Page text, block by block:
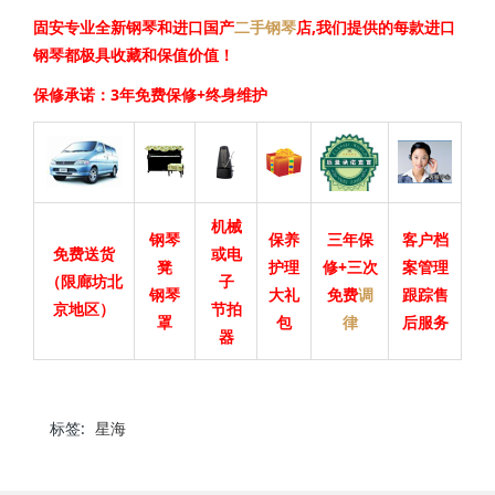
固安专业全新钢琴和进口国产二手钢琴店,我们提供的每款进口
钢琴都极具收藏和保值价值！
保修承诺：3年免费保修+终身维护
免费送货
（限廊坊北
京地区）
钢琴
凳
钢琴
罩
机械
或电
子
节拍
器
保养
护理
大礼
包
三年保
修+三次
免费调
律
客户档
案管理
跟踪售
后服务
标签: 星海